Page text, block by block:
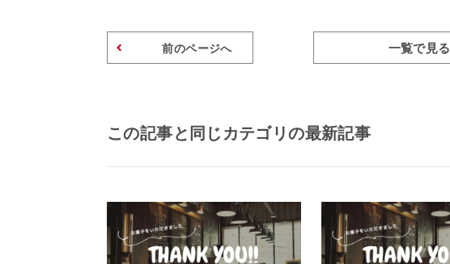
前のページへ 一覧で見る
この記事と同じカテゴリの最新記事